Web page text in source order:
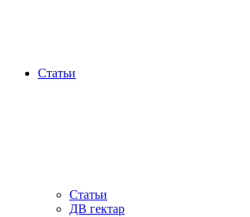
Статьи
Статьи
ДВ гектар